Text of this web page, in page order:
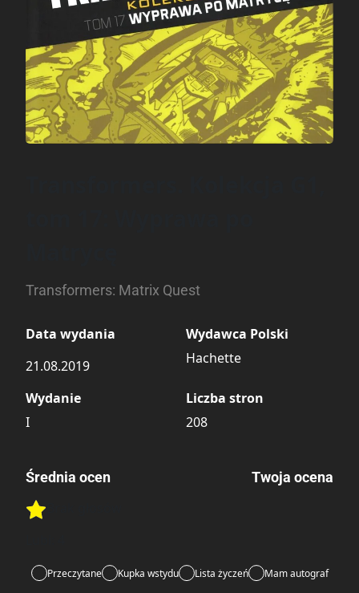
Transformers: Matrix Quest
Data wydania
21.08.2019
Wydawca Polski
Hachette
Wydanie
I
Liczba stron
208
Średnia ocen
Rate this item:
Twoja ocena
Przeczytane Kupka wstydu Lista życzeń Mam autograf